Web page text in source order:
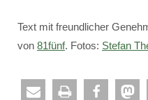
Text mit freundlicher
von 81fünf. Fotos: Stefan